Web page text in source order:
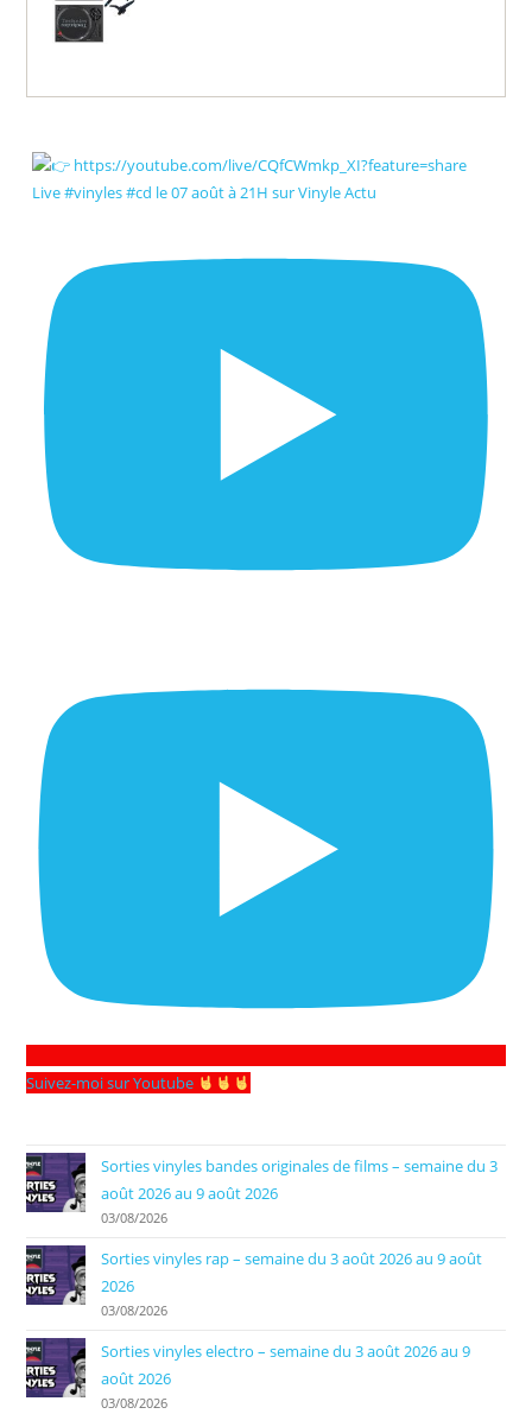
Live #vinyles #cd le 07 août à 21H sur Vinyle Actu
Suivez-moi sur Youtube
Sorties vinyles bandes originales de films – semaine du 3
août 2026 au 9 août 2026
03/08/2026
Sorties vinyles rap – semaine du 3 août 2026 au 9 août
2026
03/08/2026
Sorties vinyles electro – semaine du 3 août 2026 au 9
août 2026
03/08/2026